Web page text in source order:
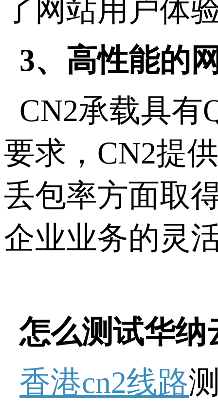
了网站用户体
3、高性能的
CN2承载具有
要求，CN2提
丢包率方面取
企业业务的灵
怎么测试华纳
香港cn2线路